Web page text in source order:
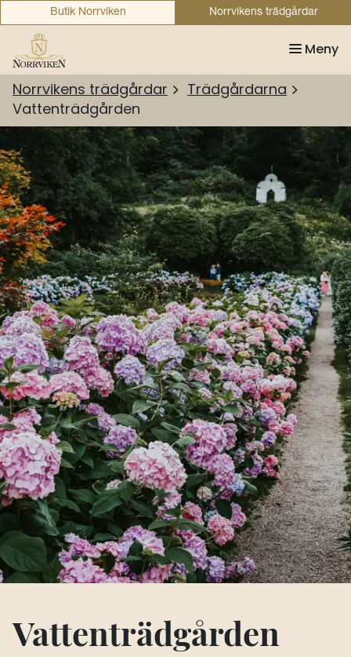
Butik Norrviken Norrvikens trädgårdar
Meny
Norrvikens trädgårdar
Trädgårdarna
Vattenträdgården
Vattenträdgården